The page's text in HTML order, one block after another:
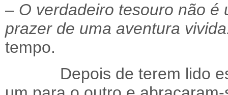
– O verdadeiro tesouro não é
prazer de uma aventura
tempo.
Depois de terem lido